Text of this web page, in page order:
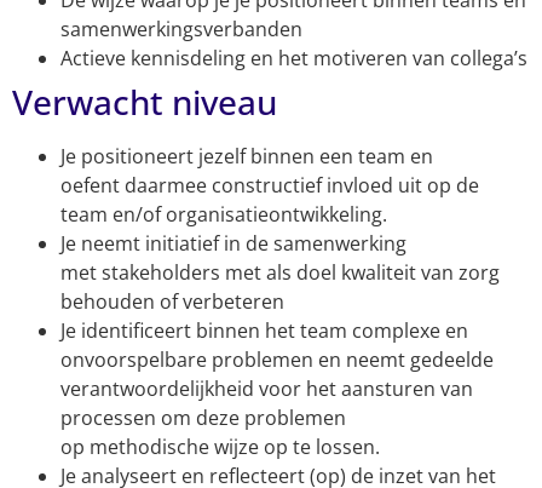
samenwerkingsverbanden
Actieve kennisdeling en het motiveren van collega’s
Verwacht niveau
Je positioneert jezelf binnen een team en
oefent daarmee constructief invloed uit op de
team en/of organisatieontwikkeling.
Je neemt initiatief in de samenwerking
met stakeholders met als doel kwaliteit van zorg
behouden of verbeteren
Je identificeert binnen het team complexe en
onvoorspelbare problemen en neemt gedeelde
verantwoordelijkheid voor het aansturen van
processen om deze problemen
op methodische wijze op te lossen.
Je analyseert en reflecteert (op) de inzet van het